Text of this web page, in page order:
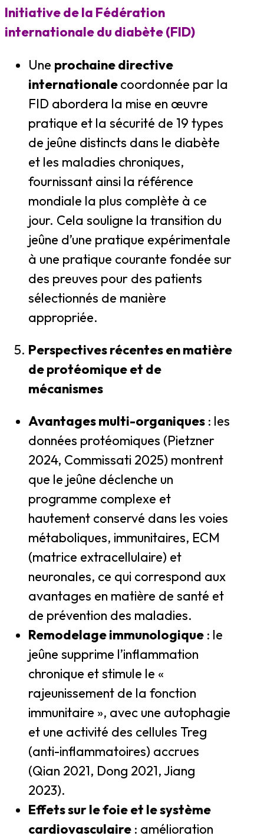
Initiative de la Fédération
internationale du diabète (FID)
Une prochaine directive
internationalecoordonnée par la
FID abordera la mise en œuvre
pratique et la sécurité de 19 types
de jeûne distincts dans le diabète
et les maladies chroniques,
fournissant ainsi la référence
mondiale la plus complète à ce
jour. Cela souligne la transition du
jeûne d’une pratique expérimentale
à une pratique courante fondée sur
des preuves pour des patients
sélectionnés de manière
appropriée.
Perspectives récentes en matière
de protéomique et de
mécanismes
Avantages multi-organiques : les
données protéomiques (Pietzner
2024, Commissati 2025) montrent
que le jeûne déclenche un
programme complexe et
hautement conservé dans les voies
métaboliques, immunitaires, ECM
(matrice extracellulaire) et
neuronales, ce qui correspond aux
avantages en matière de santé et
de prévention des maladies.
Remodelage immunologique : le
jeûne supprime l’inflammation
chronique et stimule le «
rajeunissement de la fonction
immunitaire », avec une autophagie
et une activité des cellules Treg
(anti-inflammatoires) accrues
(Qian 2021, Dong 2021, Jiang
2023).
Effets sur le foie et le système
cardiovasculaire : amélioration